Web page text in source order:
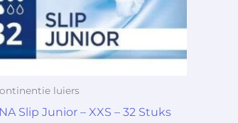
luiers
Slip Junior – XXS – 32 Stuks